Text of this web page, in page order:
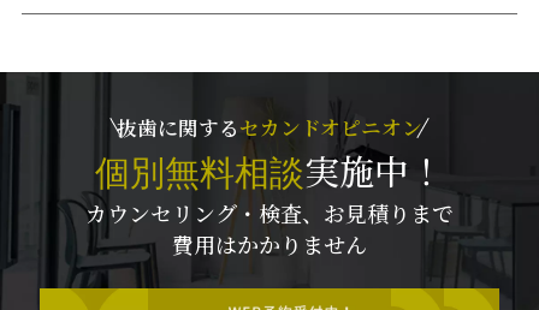
抜歯に関するセカンドオピニオン
個別無料相談実施中 ！
カウンセリング・検査、お見積りまで
費用はかかりません